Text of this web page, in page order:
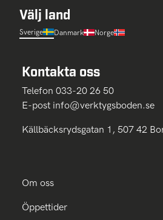
Välj land
Sverige Danmark Norge
Kontakta oss
Telefon 033-20 26 50
E-post info@verktygsboden.se
Källbäcksrydsgatan 1, 507 42
Om oss
Öppettider